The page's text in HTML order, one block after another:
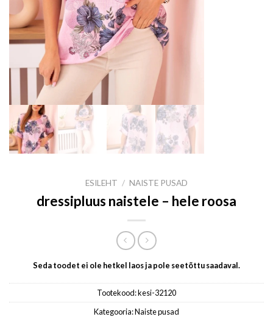
ESILEHT / NAISTE PUSAD
dressipluus naistele – hele roosa
Seda toodet ei ole hetkel laos ja pole seetõttu saadaval.
Tootekood:kesi-32120
Kategooria:Naiste pusad